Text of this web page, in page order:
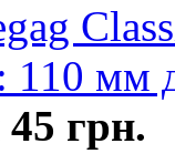
мм
45 грн.